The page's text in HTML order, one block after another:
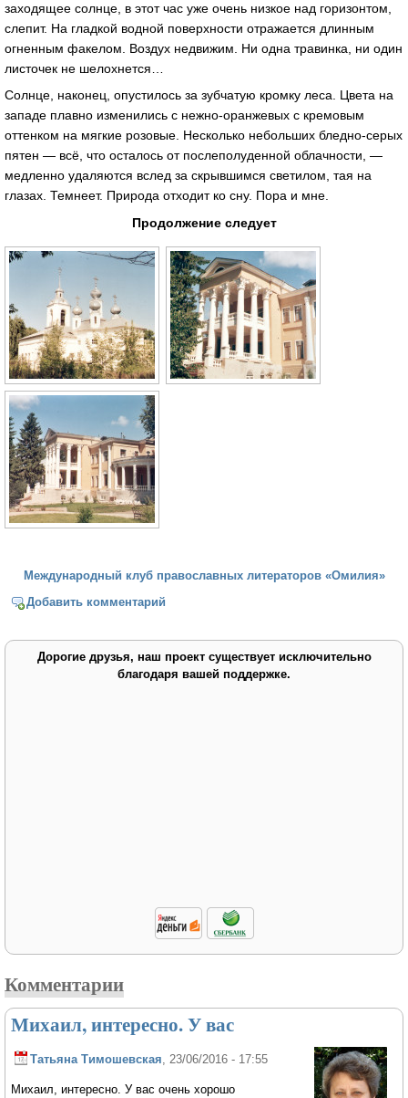
заходящее солнце, в этот час уже очень низкое над горизонтом,
слепит. На гладкой водной поверхности отражается длинным
огненным факелом. Воздух недвижим. Ни одна травинка, ни один
листочек не шелохнется…
Солнце, наконец, опустилось за зубчатую кромку леса. Цвета на
западе плавно изменились с нежно-оранжевых с кремовым
оттенком на мягкие розовые. Несколько небольших бледно-серых
пятен — всё, что осталось от послеполуденной облачности, —
медленно удаляются вслед за скрывшимся светилом, тая на
глазах. Темнеет. Природа отходит ко сну. Пора и мне.
Продолжение следует
Международный клуб православных литераторов «Омилия»
Добавить комментарий
Дорогие друзья, наш проект существует исключительно
благодаря вашей поддержке.
Комментарии
Михаил, интересно. У вас
Татьяна Тимошевская , 23/06/2016 - 17:55
Михаил, интересно. У вас очень хорошо